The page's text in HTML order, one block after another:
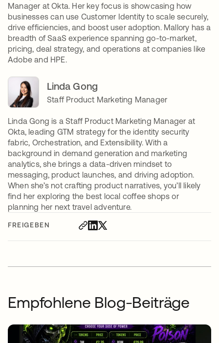
FREIGEBEN
Manager at Okta. Her key focus is showcasing how
businesses can use Customer Identity to scale securely,
drive efficiencies, and boost user adoption. Mallory has a
breadth of SaaS experience spanning go-to-market,
pricing, deal strategy, and operations at companies like
Adobe and HPE.
Linda Gong
Staff Product Marketing Manager
Linda Gong is a Staff Product Marketing Manager at
Okta, leading GTM strategy for the identity security
fabric, Orchestration, and Extensibility. With a
background in demand generation and marketing
analytics, she brings a data-driven mindset to
messaging, product launches, and driving adoption.
When she’s not crafting product narratives, you’ll likely
find her exploring the best local coffee shops or
planning her next travel adventure.
Empfohlene Blog-Beiträge